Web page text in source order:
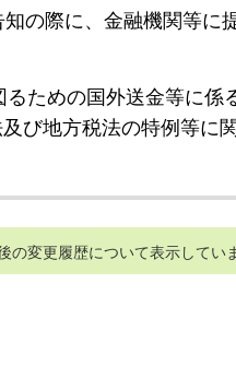
の際に、金融機関等に
るための国外送金等に係
び地方税法の特例等に
の変更履歴について表示してい